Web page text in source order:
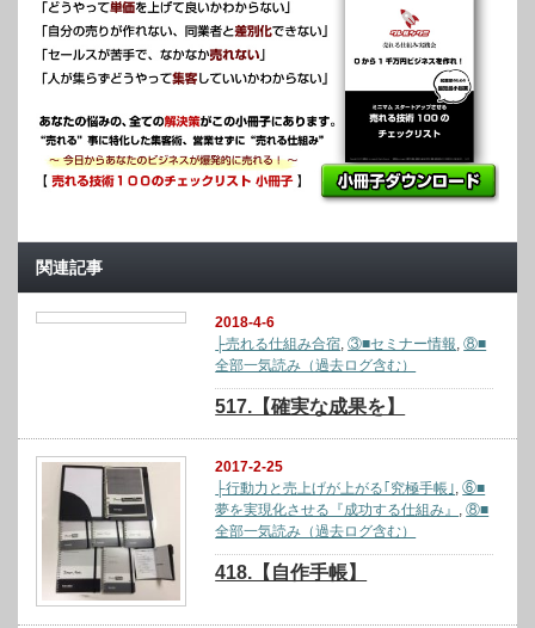
関連記事
2018-4-6
├売れる仕組み合宿 ,③■セミナー情報 ,⑧■
全部一気読み（過去ログ含む）
517.【確実な成果を】
2017-2-25
├行動力と売上げが上がる｢究極手帳｣ ,⑥■
夢を実現化させる『成功する仕組み』
,⑧■
全部一気読み（過去ログ含む）
418.【自作手帳】